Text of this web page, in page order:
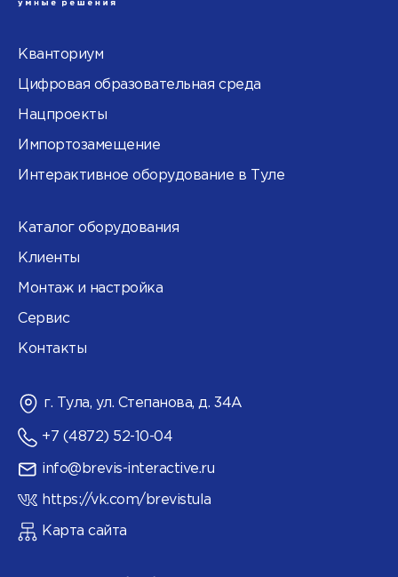
Кванториум
Цифровая образовательная среда
Нацпроекты
Импортозамещение
Интерактивное оборудование в Туле
Каталог оборудования
Клиенты
Монтаж и настройка
Сервис
Контакты
г. Тула, ул. Степанова, д. 34А
+7 (4872) 52-10-04
info@brevis-interactive.ru
https://vk.com/brevistula
Карта сайта